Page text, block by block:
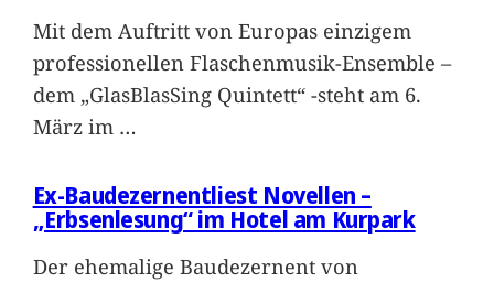
Mit dem Auftritt von Europas einzigem
professionellen Flaschenmusik-Ensemble –
dem „GlasBlasSing Quintett“ -steht am 6.
März im …
Ex-Baudezernentliest Novellen –
„Erbsenlesung“ im Hotel am Kurpark
Der ehemalige Baudezernent von